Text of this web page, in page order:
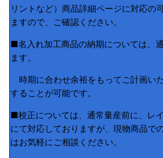
リントなど）商品詳細ページに対応の
ますので、ご確認ください。
■名入れ加工商品の納期については、
ます。
時期に合わせ余裕をもってご計画い
することが可能です。
■校正については、通常量産前に、レ
にて対応しておりますが、現物商品で
はお気軽にご相談ください。